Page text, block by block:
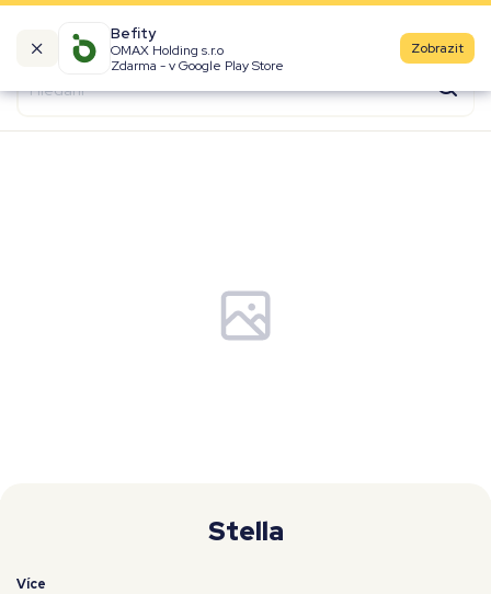
Befity
OMAX Holding s.r.o
Zdarma - v Google Play Store
Zobrazit
Kalorické tabulky
Stella
Více